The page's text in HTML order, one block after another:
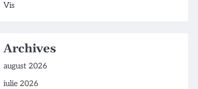
Vis
Archives
august 2026
iulie 2026